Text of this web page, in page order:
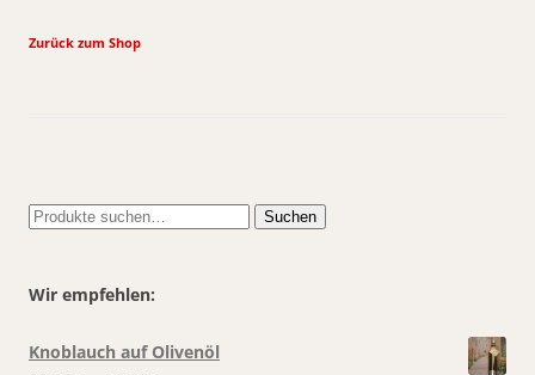
Zurück zum Shop
Suche
nach: Suchen
Wir empfehlen:
Knoblauch auf Olivenöl